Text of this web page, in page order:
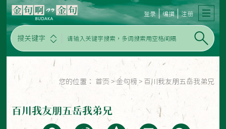
搜关键字
登录 编撰 注册
您的位置： 首页 > 金句榜 > 百川我友朋五岳我弟兄
百川我友朋五岳我弟兄